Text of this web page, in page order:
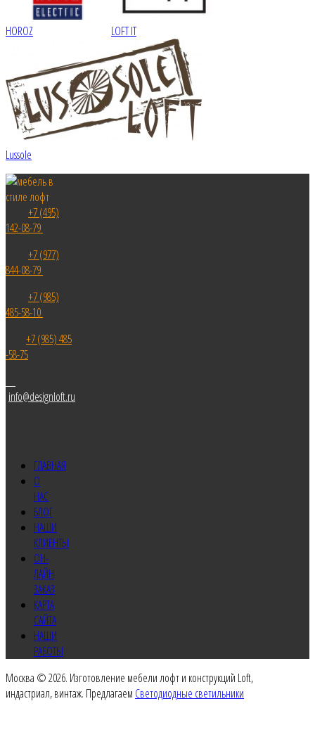
HOROZ LOFT IT
Lussole
+7 (495)
142-08-79
+7 (977)
844-08-79
+7 (985)
485-58-10
+7 (985) 485
-58-75
info@designloft.ru
ГЛАВНАЯ
О
НАС
БЛОГ
НАШИ
КЛИЕНТЫ
ОН-
ЛАЙН
ЗАКАЗ
КАРТА
САЙТА
НАШИ
РАБОТЫ
Москва © 2026. Изготовление мебели лофт и конструкций Loft,
индастриал, винтаж. Предлагаем Светодиодные светильники